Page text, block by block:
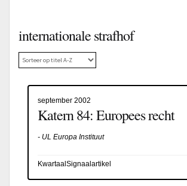
internationale strafhof
september 2002
Katern 84: Europees recht
- UL Europa Instituut
KwartaalSignaalartikel